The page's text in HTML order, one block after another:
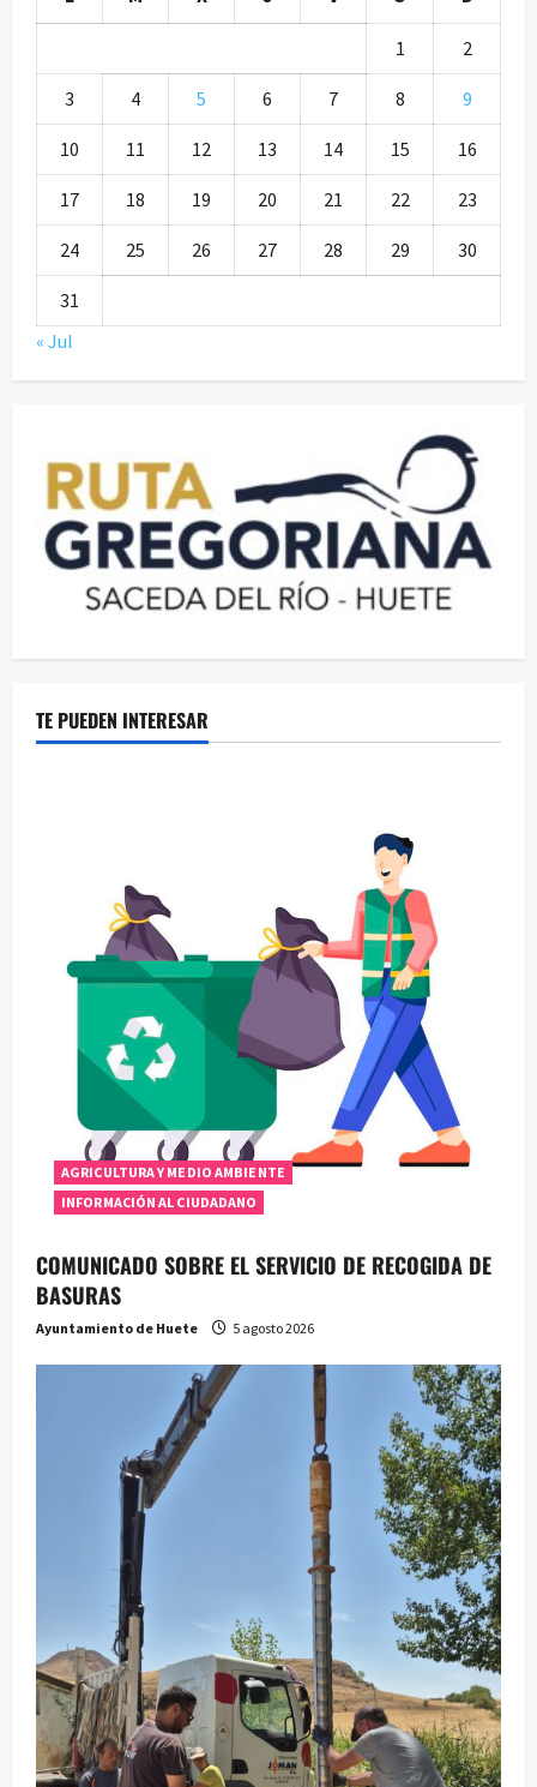
1 2
3 4 5 6 7 8 9
10 11 12 13 14 15 16
17 18 19 20 21 22 23
24 25 26 27 28 29 30
31
« Jul
TE PUEDEN INTERESAR
AGRICULTURA Y MEDIO AMBIENTE
INFORMACIÓN AL CIUDADANO
COMUNICADO SOBRE EL SERVICIO DE RECOGIDA DE
BASURAS
Ayuntamiento de Huete 5 agosto 2026